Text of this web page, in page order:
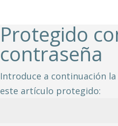
Protegido
contraseña
Introduce a continuación
este artículo protegido: